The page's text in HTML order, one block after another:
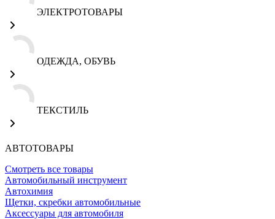
ЭЛЕКТРОТОВАРЫ
ОДЕЖДА, ОБУВЬ
ТЕКСТИЛЬ
АВТОТОВАРЫ
Смотреть все товары
Автомобильный инструмент
Автохимия
Щетки, скребки автомобильные
Аксессуары для автомобиля